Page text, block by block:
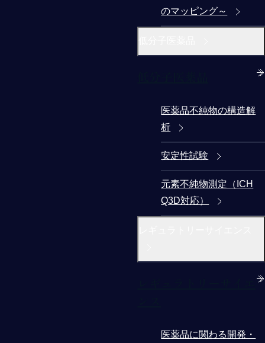
のマッピング～
医薬品不純物の構造解
析
安定性試験
元素不純物測定（ICH
Q3D対応）
医薬品に関わる開発・